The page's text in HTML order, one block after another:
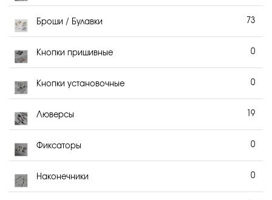
Броши / Булавки 73
Кнопки пришивные 0
Кнопки установочные 0
Люверсы 19
Фиксаторы 0
Наконечники 0